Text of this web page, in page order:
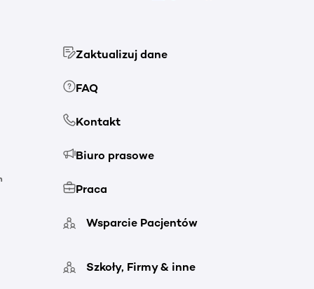
Zaktualizuj dane
FAQ
Kontakt
Biuro prasowe
Praca
Wsparcie Pacjentów
Szkoły, Firmy & inne